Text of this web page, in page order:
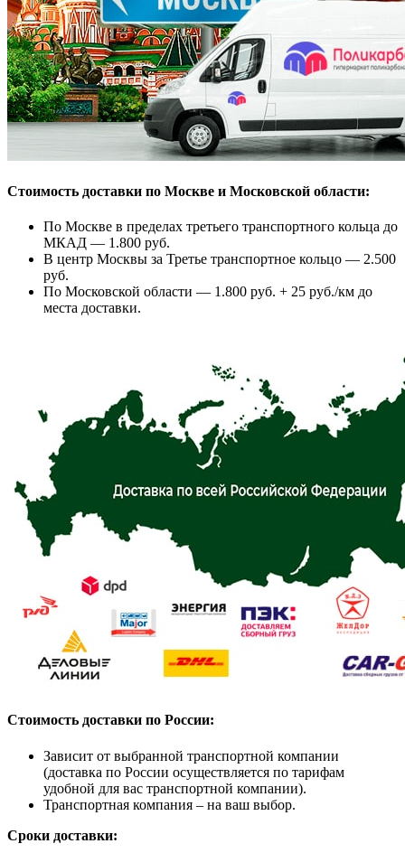
Стоимость доставки по Москве и Московской области:
По Москве в пределах третьего транспортного кольца до
МКАД — 1.800 руб.
В центр Москвы за Третье транспортное кольцо — 2.500
руб.
По Московской области — 1.800 руб. + 25 руб./км до
места доставки.
Стоимость доставки по России:
Зависит от выбранной транспортной компании
(доставка по России осуществляется по тарифам
удобной для вас транспортной компании).
Транспортная компания – на ваш выбор.
Сроки доставки: